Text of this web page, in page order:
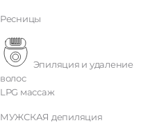
Ресницы
волос
LPG массаж
МУЖСКАЯ депиляция